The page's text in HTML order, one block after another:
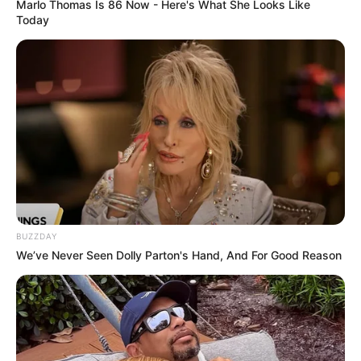
Nie wszystkie historyjki zapewniają odbiorcy ten sam poziom
zadowolenia, ale nie dość, że żadna z tych mniej
wciągających nie jest spektakularnie zła, to jeszcze te lepsze
całkowicie wynagradzają czas spędzony z omawianym
komiksem. Barks czaruje niczym Magika i naprawdę trudno
Marlo Thomas Is 86 Now - Here's What She Looks Like
Today
BUZZDAY
We’ve Never Seen Dolly Parton's Hand, And For Good Reason